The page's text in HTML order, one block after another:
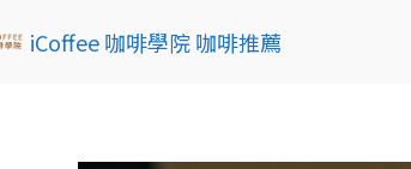
iCoffee 咖啡學院 咖啡推薦